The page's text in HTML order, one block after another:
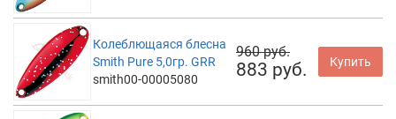
Колеблющаяся блесна
Smith Pure 5,0гр. GRR
smith00-00005080
960 руб.
883 руб. Купить